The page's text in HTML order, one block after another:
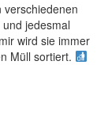
verschiedenen
jedesmal
wird sie immer
Müll sortiert.